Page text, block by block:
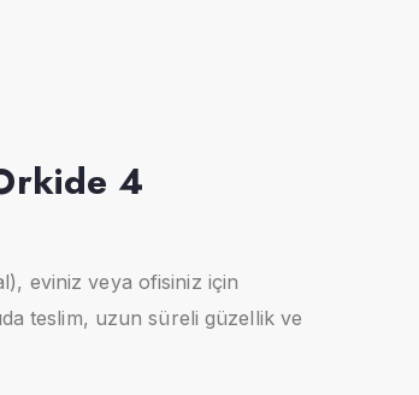
4
eviniz veya ofisiniz için
teslim, uzun süreli güzellik ve